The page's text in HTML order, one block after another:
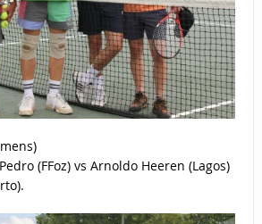
(FFoz) vs Arnoldo Heeren (Lagos)